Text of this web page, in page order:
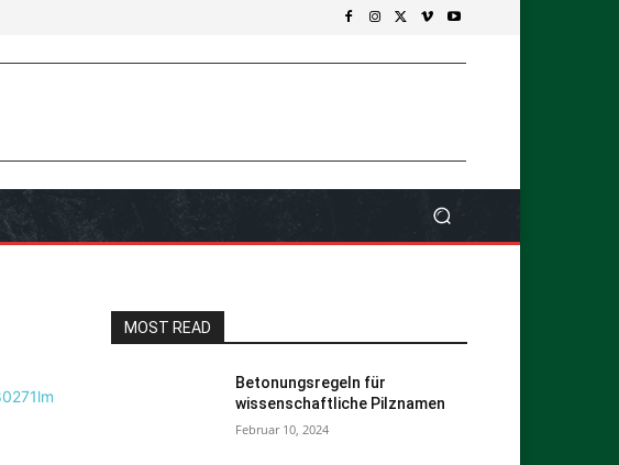
MOST READ
Betonungsregeln für
wissenschaftliche Pilznamen
Februar 10, 2024